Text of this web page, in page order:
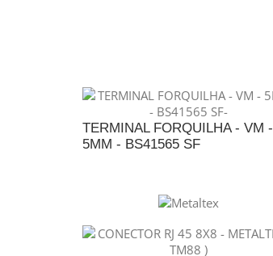
TERMINAL FORQUILHA - VM -
5MM - BS41565 SF